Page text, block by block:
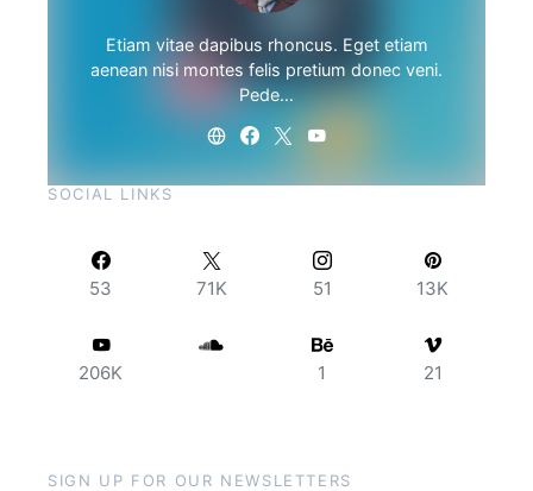
Etiam vitae dapibus rhoncus. Eget etiam
aenean nisi montes felis pretium donec veni.
Pede…
SOCIAL LINKS
53 71K 51 13K
206K 1 21
SIGN UP FOR OUR NEWSLETTERS